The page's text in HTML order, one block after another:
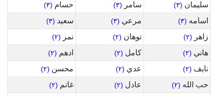
سليمان (٣) سامر (٣) حسام (٣)
اسامه (٣) مرعي (٣) سعيد (٣)
زاهر (٢) توهان (٢) نمر (٢)
هاني (٢) كامل (٢) ادهم (٢)
نايف (٢) عدي (٢) محسن (٢)
حب الله (٢) عادل (٢) غانم (٢)